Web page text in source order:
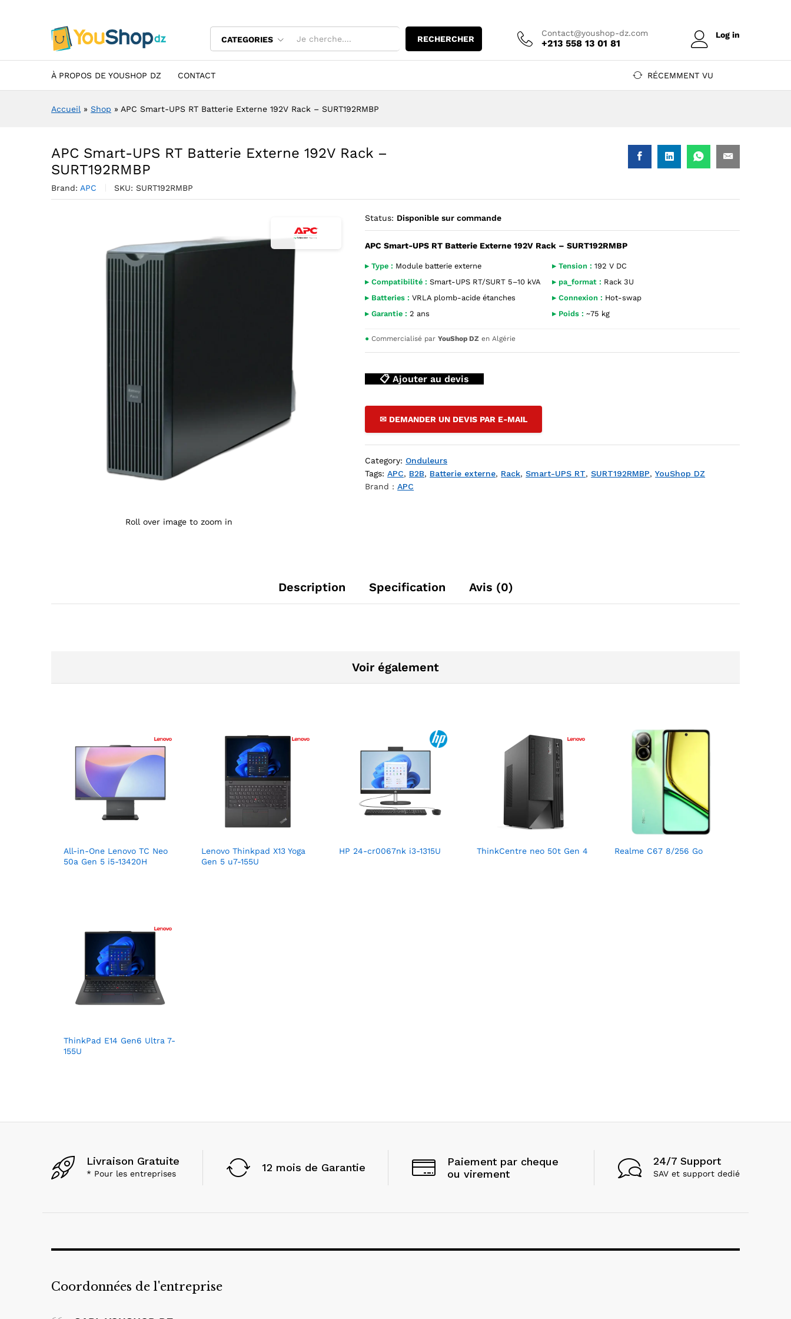
CATEGORIES RECHERCHER
Contact@youshop-dz.com
+213 558 13 01 81
Log in
À PROPOS DE YOUSHOP DZ CONTACT RÉCEMMENT VU
Accueil » Shop » APC Smart-UPS RT Batterie Externe 192V Rack – SURT192RMBP
APC Smart-UPS RT Batterie Externe 192V Rack –
SURT192RMBP
Brand: APC SKU: SURT192RMBP
Roll over image to zoom in
Status: Disponible sur commande
APC Smart-UPS RT Batterie Externe 192V Rack – SURT192RMBP
▸ Type : Module batterie externe ▸ Tension : 192 V DC
▸ Compatibilité : Smart-UPS RT/SURT 5–10 kVA ▸ pa_format : Rack 3U
▸ Batteries : VRLA plomb-acide étanches ▸ Connexion : Hot-swap
▸ Garantie : 2 ans ▸ Poids : ~75 kg
● Commercialisé parYouShop DZ en Algérie
📋 Ajouter au devis
✉ DEMANDER UN DEVIS PAR E-MAIL
Category: Onduleurs
Tags:APC, B2B, Batterie externe, Rack,Smart-UPS RT,SURT192RMBP,YouShop DZ
Brand :APC
Description Specification Avis (0)
Voir également
All-in-One Lenovo TC Neo
50a Gen 5 i5-13420H
Lenovo Thinkpad X13 Yoga
Gen 5 u7-155U
HP 24-cr0067nk i3-1315U ThinkCentre neo 50t Gen 4 Realme C67 8/256 Go
ThinkPad E14 Gen6 Ultra 7-
155U
Livraison Gratuite
* Pour les entreprises 12 mois de Garantie
Paiement par cheque
ou virement
24/7 Support
SAV et support dedié
Coordonnées de l'entreprise